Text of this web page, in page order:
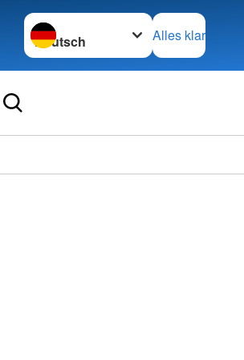
Sprache wechseln zu
Alles klar